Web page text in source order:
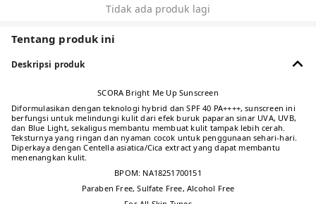
Tidak ada produk lagi
Tentang produk ini
Deskripsi produk
SCORA Bright Me Up Sunscreen
Diformulasikan dengan teknologi hybrid dan SPF 40 PA++++, sunscreen ini
berfungsi untuk melindungi kulit dari efek buruk paparan sinar UVA, UVB,
dan Blue Light, sekaligus membantu membuat kulit tampak lebih cerah.
Teksturnya yang ringan dan nyaman cocok untuk penggunaan sehari-hari.
Diperkaya dengan Centella asiatica/Cica extract yang dapat membantu
menenangkan kulit.
BPOM: NA18251700151
Paraben Free, Sulfate Free, Alcohol Free